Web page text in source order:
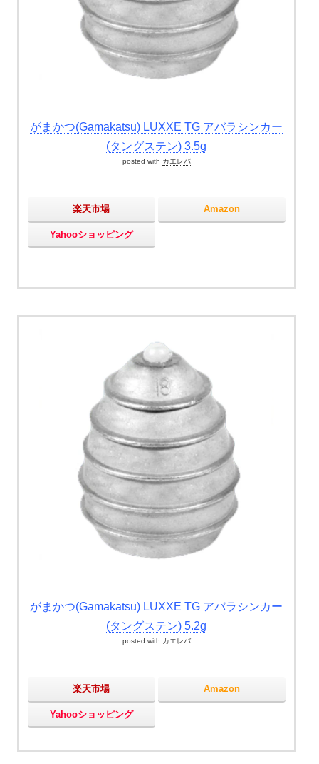
がまかつ(Gamakatsu) LUXXE TG アバラシンカー
(タングステン) 3.5g
posted with カエレバ
楽天市場 Amazon
Yahooショッピング
がまかつ(Gamakatsu) LUXXE TG アバラシンカー
(タングステン) 5.2g
posted with カエレバ
楽天市場 Amazon
Yahooショッピング